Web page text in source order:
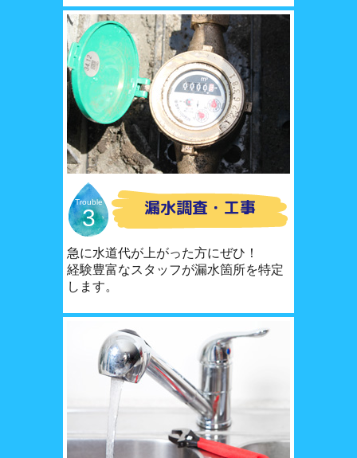
Trouble
3 漏水調査・工事
急に水道代が上がった方にぜひ！
経験豊富なスタッフが漏水箇所を特定
します。